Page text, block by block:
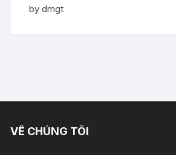
Rated5out
of 5
by dmgt
VỀ CHÚNG TÔI